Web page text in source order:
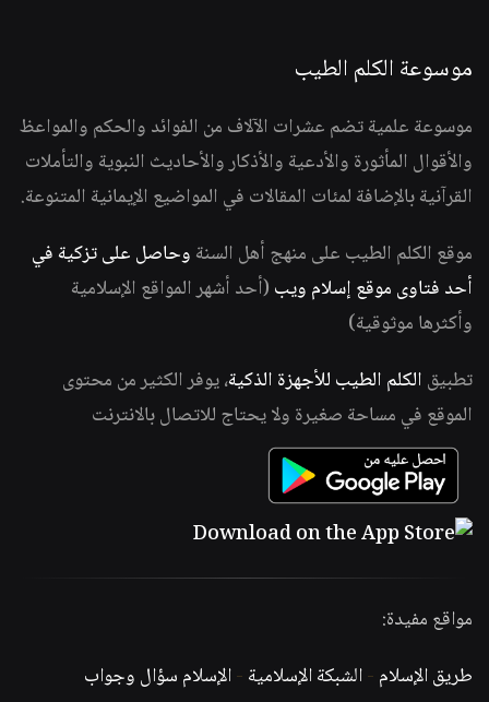
موسوعة الكلم الطيب
موسوعة علمية تضم عشرات الآلاف من الفوائد والحكم والمواعظ
والأقوال المأثورة والأدعية والأذكار والأحاديث النبوية والتأملات
القرآنية بالإضافة لمئات المقالات في المواضيع الإيمانية المتنوعة.
موقع الكلم الطيب على منهج أهل السنة وحاصل على تزكية في
أحد فتاوى موقع إسلام ويب (أحد أشهر المواقع الإسلامية
وأكثرها موثوقية)
تطبيق الكلم الطيب للأجهزة الذكية، يوفر الكثير من محتوى
الموقع في مساحة صغيرة ولا يحتاج للاتصال بالانترنت
مواقع مفيدة:
طريق الإسلام -الشبكة الإسلامية -الإسلام سؤال وجواب